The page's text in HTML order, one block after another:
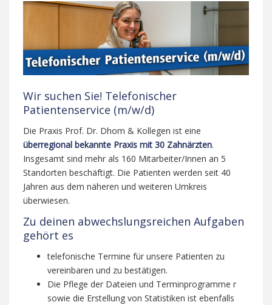
Wir suchen Sie! Telefonischer
Patientenservice (m/w/d)
Die Praxis Prof. Dr. Dhom & Kollegen ist eine
überregional bekannte Praxis mit 30 Zahnärzten.
Insgesamt sind mehr als 160 Mitarbeiter/Innen an 5
Standorten beschäftigt. Die Patienten werden seit 40
Jahren aus dem näheren und weiteren Umkreis
überwiesen.
Zu deinen abwechslungsreichen Aufgaben
gehört es
telefonische Termine für unsere Patienten zu
vereinbaren und zu bestätigen.
Die Pflege der Dateien und Terminprogramme r
sowie die Erstellung von Statistiken ist ebenfalls